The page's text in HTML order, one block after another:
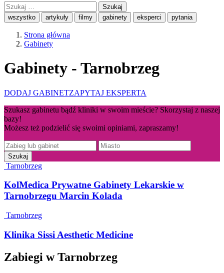
Szukaj:
wszystko artykuły filmy gabinety eksperci pytania
Strona główna
Gabinety
Gabinety - Tarnobrzeg
DODAJ GABINETZAPYTAJ EKSPERTA
Szukasz gabinetu bądź kliniki w swoim mieście? Skorzystaj z naszej
bazy!
Możesz też podzielić się swoimi opiniami, zapraszamy!
Tarnobrzeg
KolMedica Prywatne Gabinety Lekarskie w
Tarnobrzegu Marcin Kolada
Tarnobrzeg
Klinika Sissi Aesthetic Medicine
Zabiegi w Tarnobrzeg